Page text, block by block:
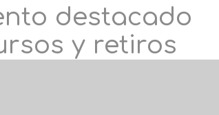
destacado
y retiros